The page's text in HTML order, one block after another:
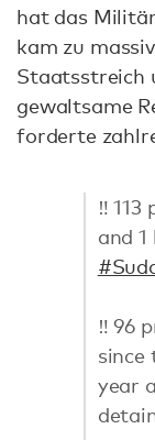
hat das
kam zu
Staatsstreich
gewaltsame
forderte
‼️
and
‼️ 96
since
year